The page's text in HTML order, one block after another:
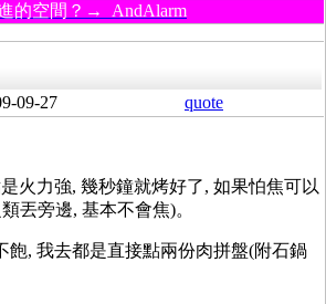
的空間？→ AndAlarm
09-27 quote
火力強, 幾秒鐘就烤好了, 如果怕焦可以
丟旁邊, 基本不會焦)。
飽, 我去都是直接點兩份肉拼盤(附石鍋